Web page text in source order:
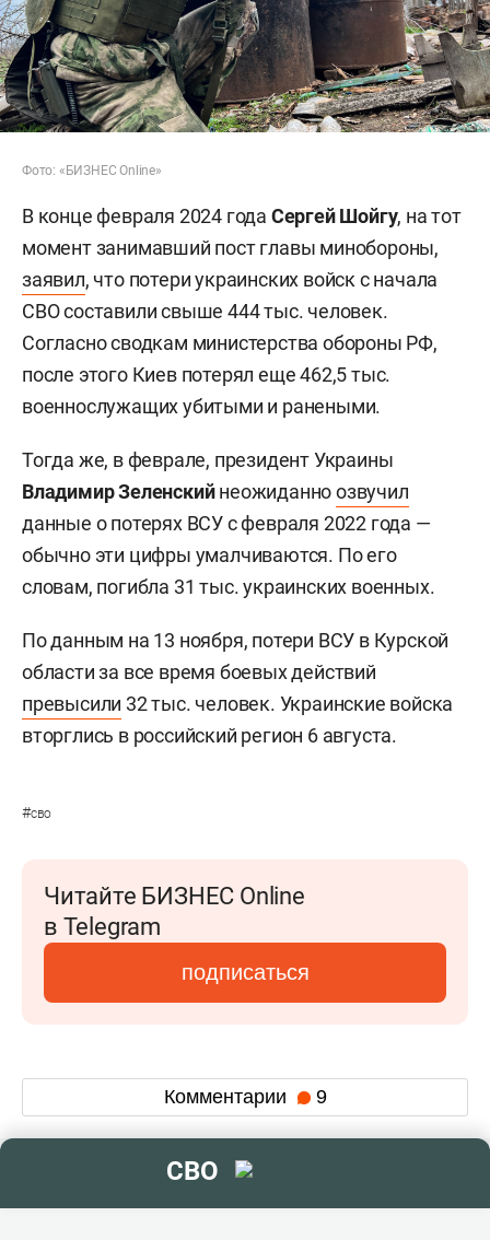
Фото: «БИЗНЕС Online»
В конце февраля 2024 года Сергей Шойгу, на тот
момент занимавший пост главы минобороны,
заявил, что потери украинских войск с начала
СВО составили свыше 444 тыс. человек.
Согласно сводкам министерства обороны РФ,
после этого Киев потерял еще 462,5 тыс.
военнослужащих убитыми и ранеными.
Тогда же, в феврале, президент Украины
Владимир Зеленскийнеожиданноозвучил
данные о потерях ВСУ с февраля 2022 года —
обычно эти цифры умалчиваются. По его
словам, погибла 31 тыс. украинских военных.
По данным на 13 ноября, потери ВСУ в Курской
области за все время боевых действий
превысили 32 тыс. человек. Украинские войска
вторглись в российский регион 6 августа.
#сво
Читайте БИЗНЕС Online
в Telegram
подписаться
Комментарии 9
СВО